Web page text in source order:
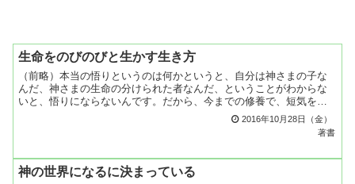
生命をのびのびと生かす生き方
（前略）本当の悟りというのは何かというと、自分は神さまの子な
んだ、神さまの生命の分けられた者なんだ、ということがわからな
いと、悟りにならないんです。だから、今までの修養で、短気を慎
んで、妬み心を慎んで、すべてを慎んでと、あまり慎んでばかり
2016年10月28日（金）
著書
神の世界になるに決まっている